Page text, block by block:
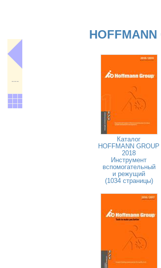
HOFFMANN
Каталог
HOFFMANN GROUP
2018
Инструмент
вспомогательный
и режущий
(1034 страницы)
---